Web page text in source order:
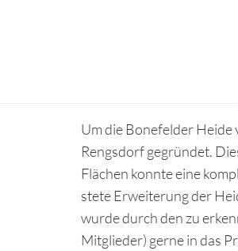
Um die Bonefelder Heide
Rengsdorf gegründet.
Flächen konnte eine
stete Erweiterung der
wurde durch den zu
Mitglieder) gerne in das